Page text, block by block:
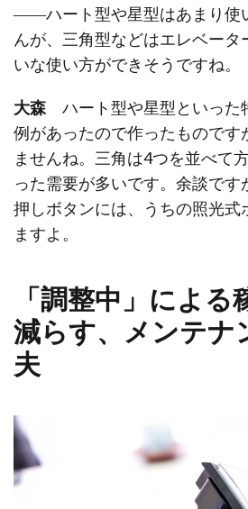
――ハート型や星型はあまり使
んが、三角型などはエレベータ
いな使い方ができそうですね。
大森 ハート型や星型といった
例があったので作ったものです
ませんね。三角は4つを並べて
った需要が多いです。余談で
押しボタンには、うちの照光式
ますよ。
「調整中」による
減らす、メンテナ
夫